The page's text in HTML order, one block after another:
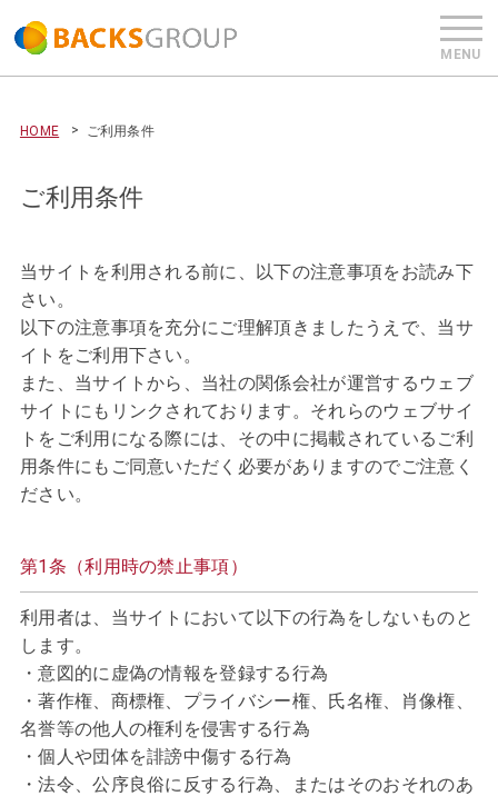
HOME ご利用条件
ご利用条件
当サイトを利用される前に、以下の注意事項をお読み下
さい。
以下の注意事項を充分にご理解頂きましたうえで、当サ
イトをご利用下さい。
また、当サイトから、当社の関係会社が運営するウェブ
サイトにもリンクされております。それらのウェブサイ
トをご利用になる際には、その中に掲載されているご利
用条件にもご同意いただく必要がありますのでご注意く
ださい。
第1条（利用時の禁止事項）
利用者は、当サイトにおいて以下の行為をしないものと
します。
・意図的に虚偽の情報を登録する行為
・著作権、商標権、プライバシー権、氏名権、肖像権、
名誉等の他人の権利を侵害する行為
・個人や団体を誹謗中傷する行為
・法令、公序良俗に反する行為、またはそのおそれのあ